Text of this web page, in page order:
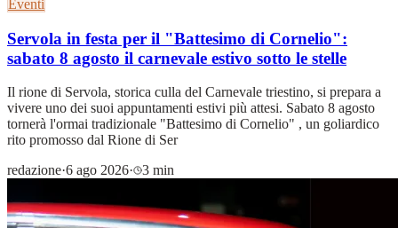
Eventi
Servola in festa per il "Battesimo di Cornelio":
sabato 8 agosto il carnevale estivo sotto le stelle
Il rione di Servola, storica culla del Carnevale triestino, si prepara a
vivere uno dei suoi appuntamenti estivi più attesi. Sabato 8 agosto
tornerà l'ormai tradizionale "Battesimo di Cornelio" , un goliardico
rito promosso dal Rione di Ser
redazione·6 ago 2026· 3 min